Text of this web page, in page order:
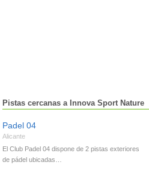
Pistas cercanas a Innova Sport Nature
Padel 04
Alicante
El Club Padel 04 dispone de 2 pistas exteriores
de pádel ubicadas…